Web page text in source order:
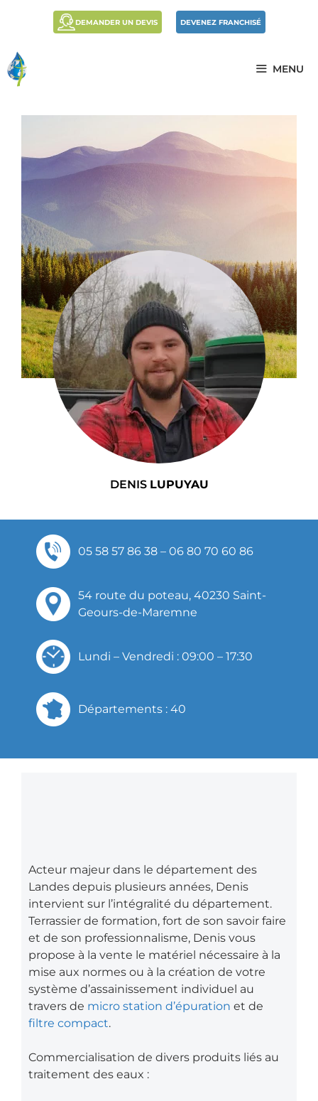
DEMANDER UN DEVIS DEVENEZ FRANCHISÉ
MENU
DENIS LUPUYAU
05 58 57 86 38 – 06 80 70 60 86
54 route du poteau, 40230 Saint-
Geours-de-Maremne
Lundi – Vendredi : 09:00 – 17:30
Départements : 40
Acteur majeur dans le département des
Landes depuis plusieurs années, Denis
intervient sur l’intégralité du département.
Terrassier de formation, fort de son savoir faire
et de son professionnalisme, Denis vous
propose à la vente le matériel nécessaire à la
mise aux normes ou à la création de votre
système d’assainissement individuel au
travers de micro station d’épuration et de
filtre compact.
Commercialisation de divers produits liés au
traitement des eaux :